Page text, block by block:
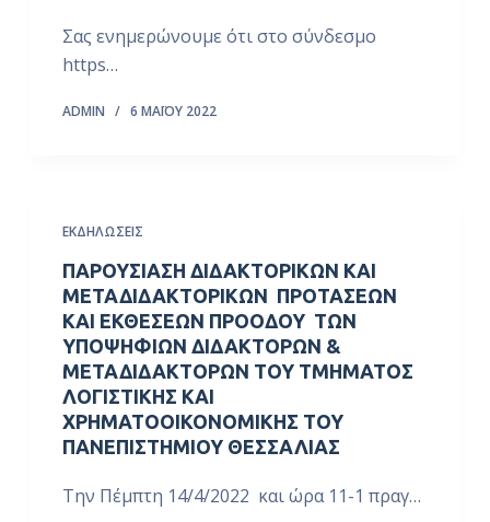
Σας ενημερώνουμε ότι στο σύνδεσμο
https…
ADMIN 6 ΜΑΪ́ΟΥ 2022
ΕΚΔΗΛΏΣΕΙΣ
ΠΑΡΟΥΣΙΑΣΗ ΔΙΔΑΚΤΟΡΙΚΩΝ ΚΑΙ
ΜΕΤΑΔΙΔΑΚΤΟΡΙΚΩΝ ΠΡΟΤΑΣΕΩΝ
ΚΑΙ ΕΚΘΕΣΕΩΝ ΠΡΟΟΔΟΥ ΤΩΝ
ΥΠΟΨΗΦΙΩΝ ΔΙΔΑΚΤΟΡΩΝ &
ΜΕΤΑΔΙΔΑΚΤΟΡΩΝ ΤΟΥ ΤΜΗΜΑΤΟΣ
ΛΟΓΙΣΤΙΚΗΣ ΚΑΙ
ΧΡΗΜΑΤΟΟΙΚΟΝΟΜΙΚΗΣ ΤΟΥ
ΠΑΝΕΠΙΣΤΗΜΙΟΥ ΘΕΣΣΑΛΙΑΣ
Την Πέμπτη 14/4/2022 και ώρα 11-1 πραγ…